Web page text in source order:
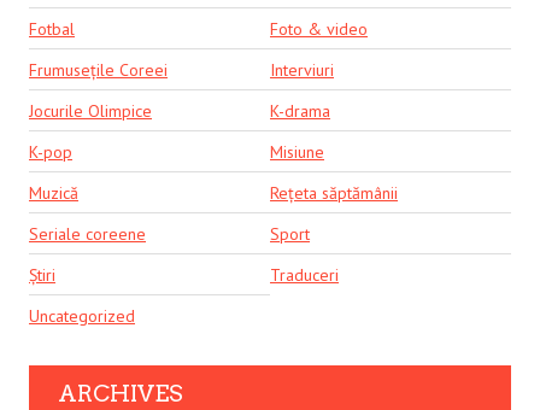
Fotbal
Foto & video
Frumusețile Coreei
Interviuri
Jocurile Olimpice
K-drama
K-pop
Misiune
Muzică
Rețeta săptămânii
Seriale coreene
Sport
Știri
Traduceri
Uncategorized
ARCHIVES